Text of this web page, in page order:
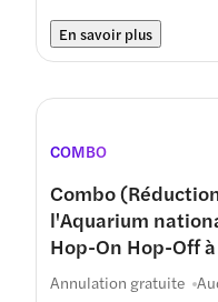
En savoir plus
COMBO
Combo
l'Aquarium
Hop-On Hop-Off
Annulation gratuite